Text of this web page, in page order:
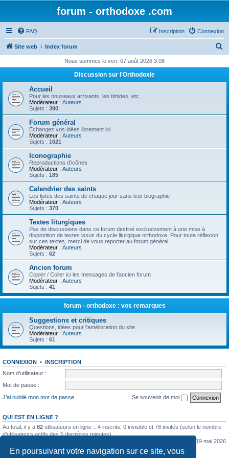
En poursuivant votre navigation sur ce site, vous
forum - orthodoxe .com
FAQ Connexion
Inscription
Site web Index forum
h
Nous sommes le ven. 07 août 2026 3:08
Discussion sur l'Orthodoxie
Accueil
Pour les nouveaux arrivants, les timides, etc.
Modérateur : Auteurs
Sujets : 390
Forum général
Échangez vos idées librement ici
Modérateur : Auteurs
Sujets : 1621
Iconographie
Reproductions d'icônes
Modérateur : Auteurs
Sujets : 185
Calendrier des saints
Les listes des saints de chaque jour sans leur biographie
Modérateur : Auteurs
Sujets : 370
Textes liturgiques
Pas de discussions dans ce forum destiné exclusivement à une mise à
disposition de textes issus du cycle liturgique orthodoxe. Pour toute réflexion
sur ces textes, merci de vous reporter au forum général.
Modérateur : Auteurs
Sujets : 62
Ancien forum
Copier / Coller ici les messages de l'ancien forum
Modérateur : Auteurs
Sujets : 41
forum - orthodoxe : vos remarques
Suggestions et critiques
Questions, idées pour l'amélioration du site
Modérateur : Auteurs
Sujets : 61
CONNEXION • INSCRIPTION
Nom d’utilisateur :
Mot de passe :
J’ai oublié mon mot de passe
Se souvenir de moi
QUI EST EN LIGNE ?
Au total, il y a 82 utilisateurs en ligne :: 4 inscrits, 0 invisible et 78 invités (selon le nombre
d’utilisateurs actifs des 5 dernières minutes)
le mar. 19 mai 2026
0:07